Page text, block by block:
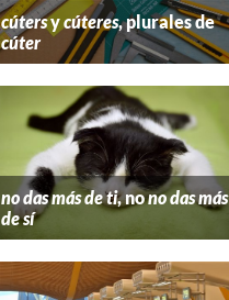
cútersycúteres, plurales de
cúter
no das más de ti, nono das más
de sí